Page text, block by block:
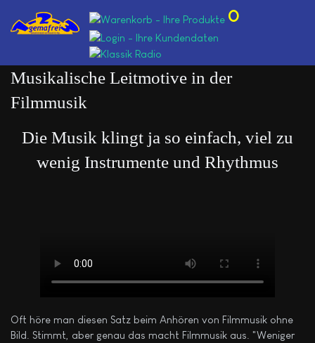
0
Musikalische Leitmotive in der
Filmmusik
Die Musik klingt ja so einfach, viel zu
wenig Instrumente und Rhythmus
Oft höre man diesen Satz beim Anhören von Filmmusik ohne
Bild. Stimmt, aber genau das macht Filmmusik aus. "Weniger